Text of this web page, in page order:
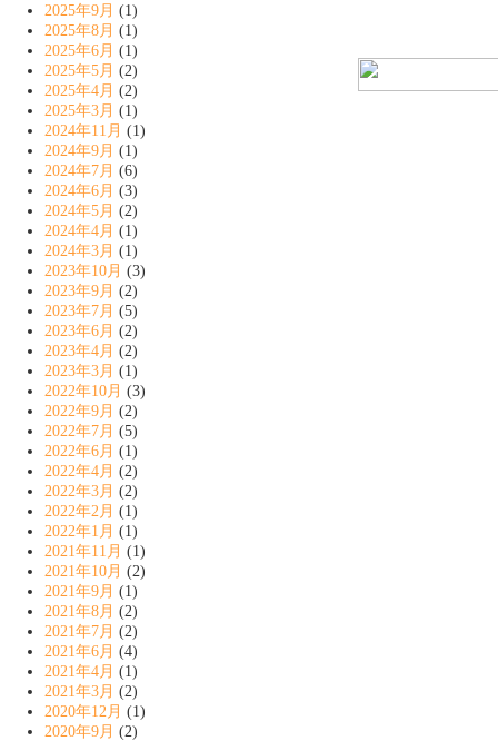
2025年9月 (1)
2025年8月 (1)
2025年6月 (1)
2025年5月 (2)
2025年4月 (2)
2025年3月 (1)
2024年11月 (1)
2024年9月 (1)
2024年7月 (6)
2024年6月 (3)
2024年5月 (2)
2024年4月 (1)
2024年3月 (1)
2023年10月 (3)
2023年9月 (2)
2023年7月 (5)
2023年6月 (2)
2023年4月 (2)
2023年3月 (1)
2022年10月 (3)
2022年9月 (2)
2022年7月 (5)
2022年6月 (1)
2022年4月 (2)
2022年3月 (2)
2022年2月 (1)
2022年1月 (1)
2021年11月 (1)
2021年10月 (2)
2021年9月 (1)
2021年8月 (2)
2021年7月 (2)
2021年6月 (4)
2021年4月 (1)
2021年3月 (2)
2020年12月 (1)
2020年9月 (2)